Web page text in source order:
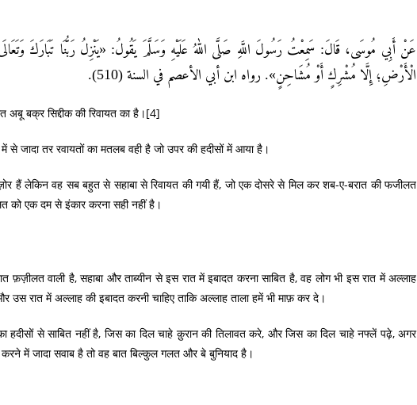
عَنْ أَبِي مُوسَى، قَالَ: سَمِعْتُ رَسُولَ اللَّهِ صَلَّى اللهُ عَلَيْهِ وَسَلَّمَ يَقُولُ: «يَنْزِلُ رَبُّنَا تَبَارَكَ
الْأَرْضِ؛ إِلَّا مُشْرِكٍ أَوْ مُشَاحِنٍ». رواه ابن أبي الأعصم في السنة (510).
बक्र सिद्दीक की रिवायत का है।[4]
जादा तर रवायतों का मतलब वही है जो उपर की हदीसों में आया है।
हैं लेकिन वह सब बहुत से सहाबा से रिवायत की गयी हैं, जो एक दोसरे से मिल कर शब-ए-बरात की फजीलत
को एक दम से इंकार करना सही नहीं है।
वाली है, सहाबा और ताब्यीन से इस रात में इबादत करना साबित है, वह लोग भी इस रात में अल्लाह
उस रात में अल्लाह की इबादत करनी चाहिए ताकि अल्लाह ताला हमें भी माफ़ कर दे।
हदीसों से साबित नहीं है, जिस का दिल चाहे क़ुरान की तिलावत करे, और जिस का दिल चाहे नफ्लें पढ़े, अगर
में जादा सवाब है तो वह बात बिल्कुल गलत और बे बुनियाद है।